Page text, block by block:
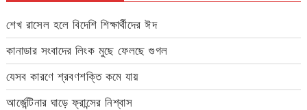
শেখ রাসেল হলে বিদেশি শিক্ষার্থীদের ঈদ
কানাডার সংবাদের লিংক মুছে ফেলছে গুগল
যেসব কারণে শ্রবণশক্তি কমে যায়
আর্জেন্টিনার ঘাড়ে ফ্রান্সের নিশ্বাস